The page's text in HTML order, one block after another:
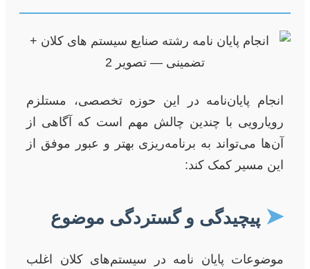
انجام پایان‌نامه در این حوزه تخصصی، مستلزم
رویارویی با چندین چالش مهم است که آگاهی از
آن‌ها می‌تواند به برنامه‌ریزی بهتر و عبور موفق از
این مسیر کمک کند:
➤ پیچیدگی و گستردگی موضوع
موضوعات پایان نامه در سیستم‌های کلان اغلب